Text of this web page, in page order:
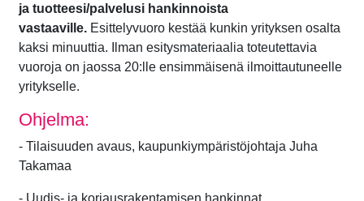
ja tuotteesi/palvelusi hankinnoista
vastaaville. Esittelyvuoro kestää kunkin yrityksen osalta
kaksi minuuttia. Ilman esitysmateriaalia toteutettavia
vuoroja on jaossa 20:lle ensimmäisenä ilmoittautuneelle
yritykselle.
Ohjelma:
- Tilaisuuden avaus, kaupunkiympäristöjohtaja Juha
Takamaa
- Uudis- ja korjausrakentamisen hankinnat,